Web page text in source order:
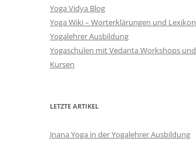
Yoga Vidya Blog
Yoga Wiki – Worterklärungen und Lexikon
Yogalehrer Ausbildung
Yogaschulen mit Vedanta Workshops und
Kursen
LETZTE ARTIKEL
Jnana Yoga in der Yogalehrer Ausbildung